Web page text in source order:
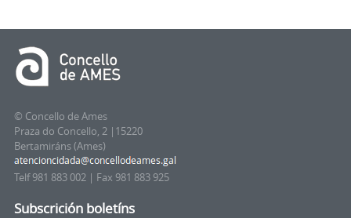
© Concello de Ames
Praza do Concello, 2 |15220
Bertamiráns (Ames)
Telf 981 883 002 | Fax 981 883 925
Subscrición boletíns